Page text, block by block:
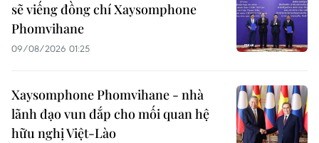
sẽ viếng đồng chí Xaysomphone
Phomvihane
09/08/2026 01:25
Xaysomphone Phomvihane - nhà
lãnh đạo vun đắp cho mối quan hệ
hữu nghị Việt-Lào